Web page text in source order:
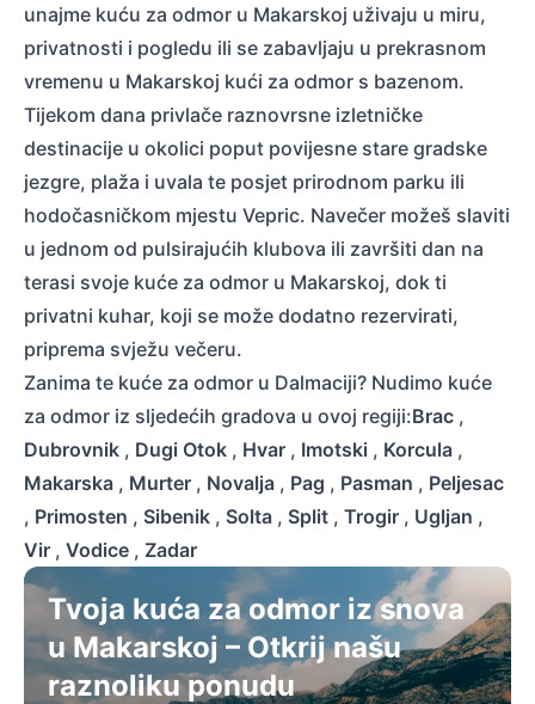
unajme kuću za odmor u Makarskoj uživaju u miru,
privatnosti i pogledu ili se zabavljaju u prekrasnom
vremenu u Makarskoj kući za odmor s bazenom.
Tijekom dana privlače raznovrsne izletničke
destinacije u okolici poput povijesne stare gradske
jezgre, plaža i uvala te posjet prirodnom parku ili
hodočasničkom mjestu Vepric. Navečer možeš slaviti
u jednom od pulsirajućih klubova ili završiti dan na
terasi svoje kuće za odmor u Makarskoj, dok ti
privatni kuhar, koji se može dodatno rezervirati,
priprema svježu večeru.
Zanima te kuće za odmor u Dalmaciji? Nudimo kuće
za odmor iz sljedećih gradova u ovoj regiji:Brac ,
Dubrovnik , Dugi Otok , Hvar , Imotski , Korcula ,
Makarska , Murter , Novalja , Pag , Pasman , Peljesac
, Primosten , Sibenik , Solta , Split , Trogir , Ugljan ,
Vir , Vodice , Zadar
Tvoja kuća za odmor iz snova
u Makarskoj – Otkrij našu
raznoliku ponudu